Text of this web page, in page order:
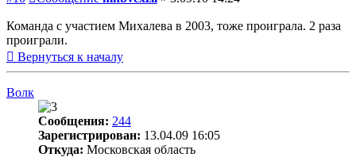
Команда с участием Михалева в 2003, тоже проиграла. 2 раза
проиграли.
Вернуться к началу
Волк
Сообщения: 244
Зарегистрирован: 13.04.09 16:05
Откуда: Московская область